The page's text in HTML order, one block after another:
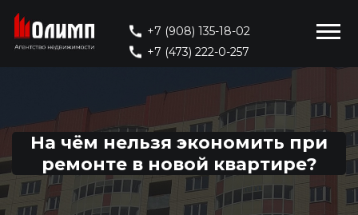
+7 (908) 135-18-02
+7 (473) 222-0-257
На чём нельзя экономить при
ремонте в новой квартире?